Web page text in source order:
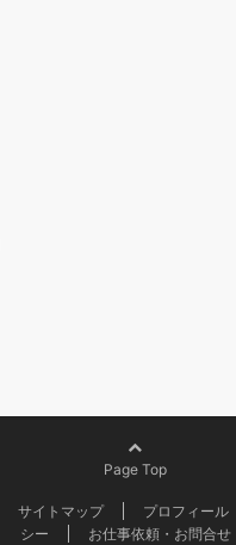
Page Top
サイトマップ プロフィール
シー
お仕事依頼・お問合せ